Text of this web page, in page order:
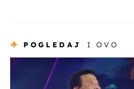
POGLEDAJ I OVO